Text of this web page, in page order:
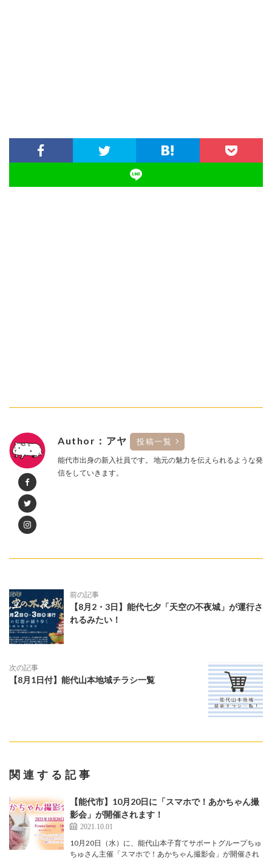
Author：アヤ 投稿一覧
能代市出身の新入社員です。 地元の魅力を伝えられるような発
信をしていきます。
前の記事
【8月2・3日】能代七夕「天空の不夜城」が運行さ
れるみたい！
次の記事
【8月1日付】能代山本地域チラシ一覧
関連する記事
【能代市】10月20日に「スマホで！あかちゃん撮
影会」が開催されます！
2021.10.01
10月20日（水）に、能代山本子育てサポートグループちゅ
ちゅさん主催「スマホで！あかちゃん撮影会」が開催され